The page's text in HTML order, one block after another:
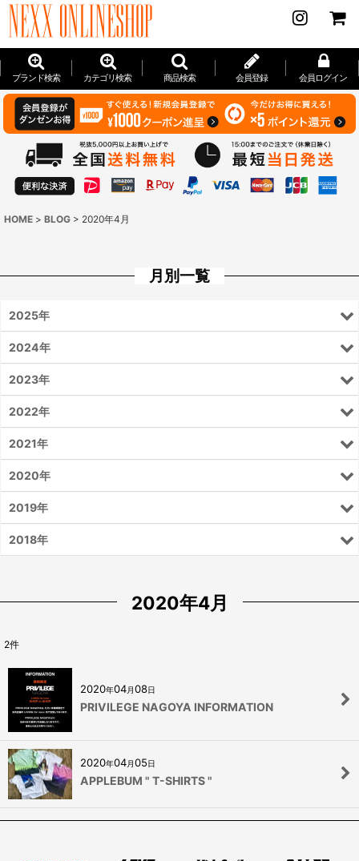
ブランド検索 カテゴリ検索 商品検索 会員登録 会員ログイン
HOME > BLOG > 2020年4月
2020年4月
2件
2020年04月08日
PRIVILEGE NAGOYA INFORMATION
2020年04月05日
APPLEBUM " T-SHIRTS "
月別一覧
2025年
2024年
2023年
2022年
2021年
2020年
2019年
2018年